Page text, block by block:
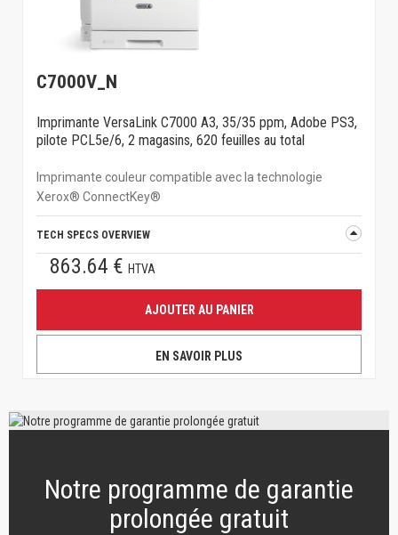
C7000V_N
Imprimante VersaLink C7000 A3, 35/35 ppm, Adobe PS3,
pilote PCL5e/6, 2 magasins, 620 feuilles au total
Imprimante couleur compatible avec la technologie
Xerox® ConnectKey®
TECH SPECS OVERVIEW
863.64 € HTVA
AJOUTER AU PANIER
EN SAVOIR PLUS
Notre programme de garantie
prolongée gratuit